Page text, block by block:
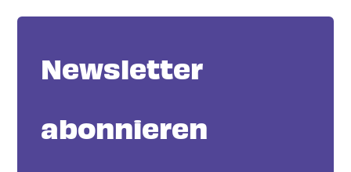
Newsletter
abonnieren